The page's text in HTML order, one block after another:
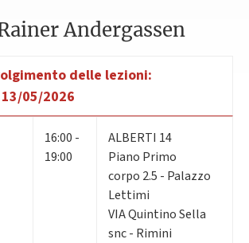
Andergassen
delle lezioni:
05/2026
16:00 -
19:00
ALBERTI 14
Piano Primo
corpo 2.5 - Palazzo
Lettimi
VIA Quintino Sella
snc - Rimini